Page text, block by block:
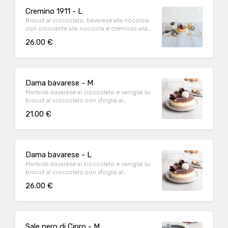
Cremino 1911 - L
Biscuit al cioccolato, bavarese alla nocciola
con croccante alla nocciola e cremoso alla
26.00 €
Dama bavarese - M
Morbida bavarese al cioccolato e vaniglia su
biscuit al cioccolato con sfoglia al
21.00 €
Dama bavarese - L
Morbida bavarese al cioccolato e vaniglia su
biscuit al cioccolato con sfoglia al
26.00 €